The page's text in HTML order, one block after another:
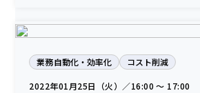
業務自動化・効率化 コスト削減
2022年01月25日（火）／16:00 〜 17:00